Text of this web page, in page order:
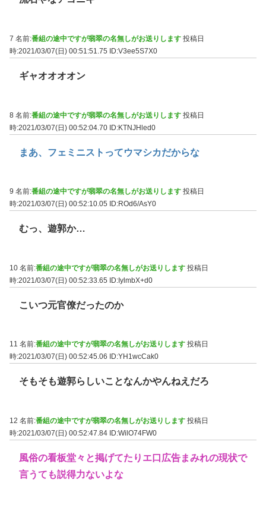
7 名前:番組の途中ですが翡翠の名無しがお送りします 投稿日
時:2021/03/07(日) 00:51:51.75
ID:V3ee5S7X0
ギャオオオオン
8 名前:番組の途中ですが翡翠の名無しがお送りします 投稿日
時:2021/03/07(日) 00:52:04.70 ID:KTNJHled0
まあ、フェミニストってウマシカだからな
9 名前:番組の途中ですが翡翠の名無しがお送りします 投稿日
時:2021/03/07(日) 00:52:10.05
ID:ROd6/AsY0
むっ、遊郭か…
10 名前:番組の途中ですが翡翠の名無しがお送りします 投稿日
時:2021/03/07(日) 00:52:33.65 ID:IylmbX+d0
こいつ元官僚だったのか
11 名前:番組の途中ですが翡翠の名無しがお送りします 投稿日
時:2021/03/07(日) 00:52:45.06
ID:YH1wcCak0
そもそも遊郭らしいことなんかやんねえだろ
12 名前:番組の途中ですが翡翠の名無しがお送りします 投稿日
時:2021/03/07(日) 00:52:47.84 ID:WilO74FW0
風俗の看板堂々と掲げてたりエ口広告まみれの現状で
言うても説得力ないよな